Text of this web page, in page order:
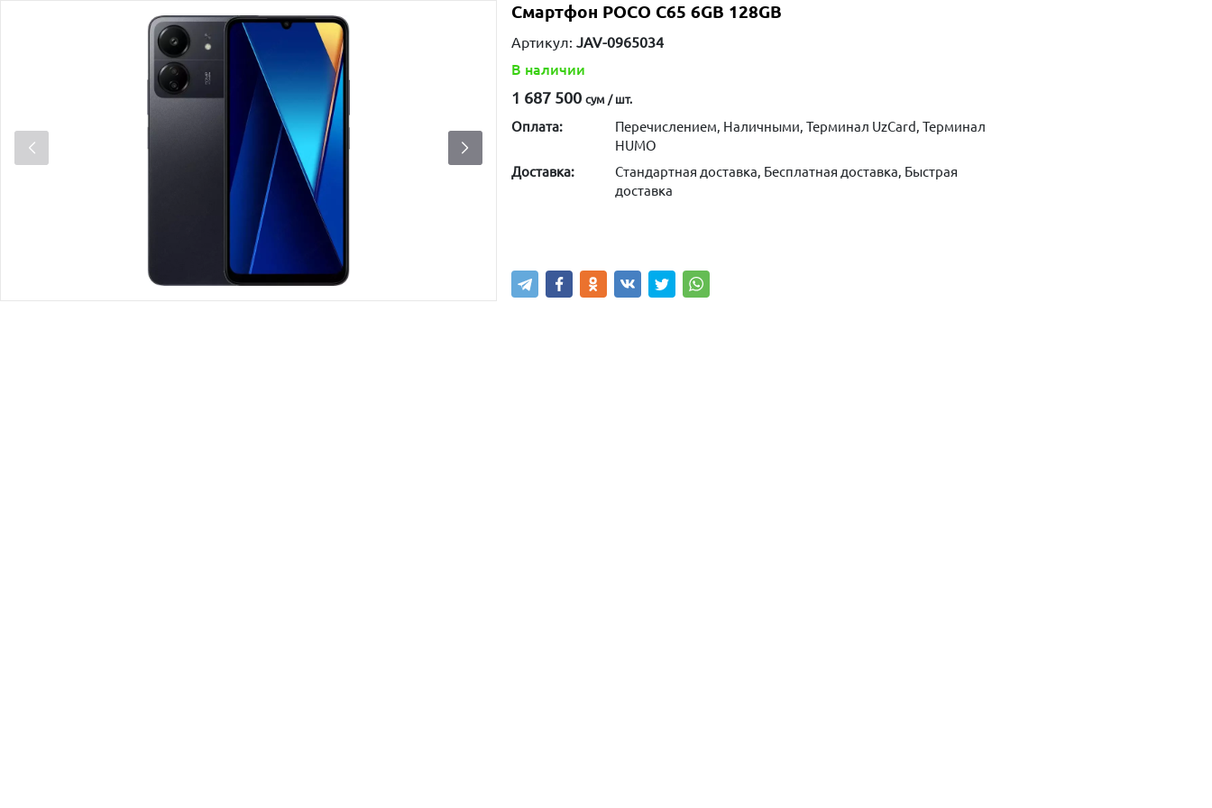
Смартфон POCO C65 6GB 128GB
Артикул: JAV-0965034
В наличии
1 687 500 сум / шт.
Оплата:
Перечислением, Наличными, Терминал UzCard, Терминал
HUMO
Доставка:
Стандартная доставка, Бесплатная доставка, Быстрая
доставка